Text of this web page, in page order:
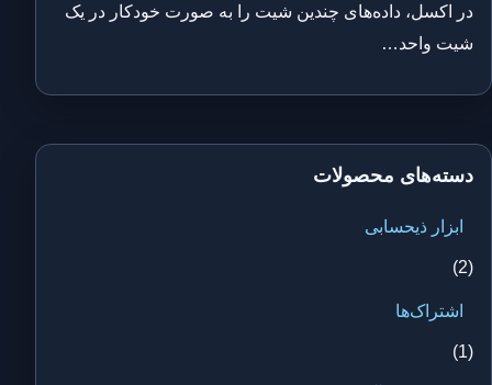
در اکسل، داده‌های چندین شیت را به صورت خودکار در یک
شیت واحد…
دسته‌های محصولات
ابزار ذیحسابی
(2)
اشتراک‌ها
(1)